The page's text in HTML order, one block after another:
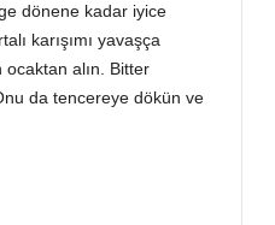
dönene kadar iyice
karışımı yavaşça
alın. Bitter
da tencereye dökün ve